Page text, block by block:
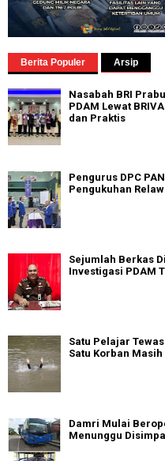
Berita Populer Arsip
Nasabah BRI
PDAM Lewat
dan Praktis
Pengurus DPC
Pengukuhan
Sejumlah Berkas
Investigasi PDAM
Satu Pelajar
Satu Korban
Damri Mulai
Menunggu